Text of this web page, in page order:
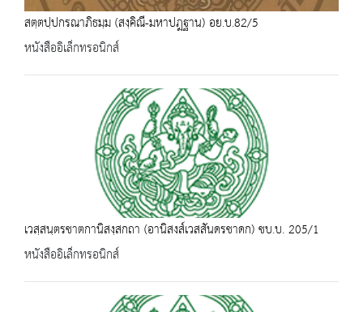
สตฺตปฺปกรณาภิธมฺม (สงฺคิณี-มหาปฎฐาน) อย.บ.82/5
หนังสืออิเล็กทรอนิกส์
เวสฺสนฺตรชาตกานิสงฺสกถา (อานิสงส์เวสสันดรชาดก) ชบ.บ. 205/1
หนังสืออิเล็กทรอนิกส์